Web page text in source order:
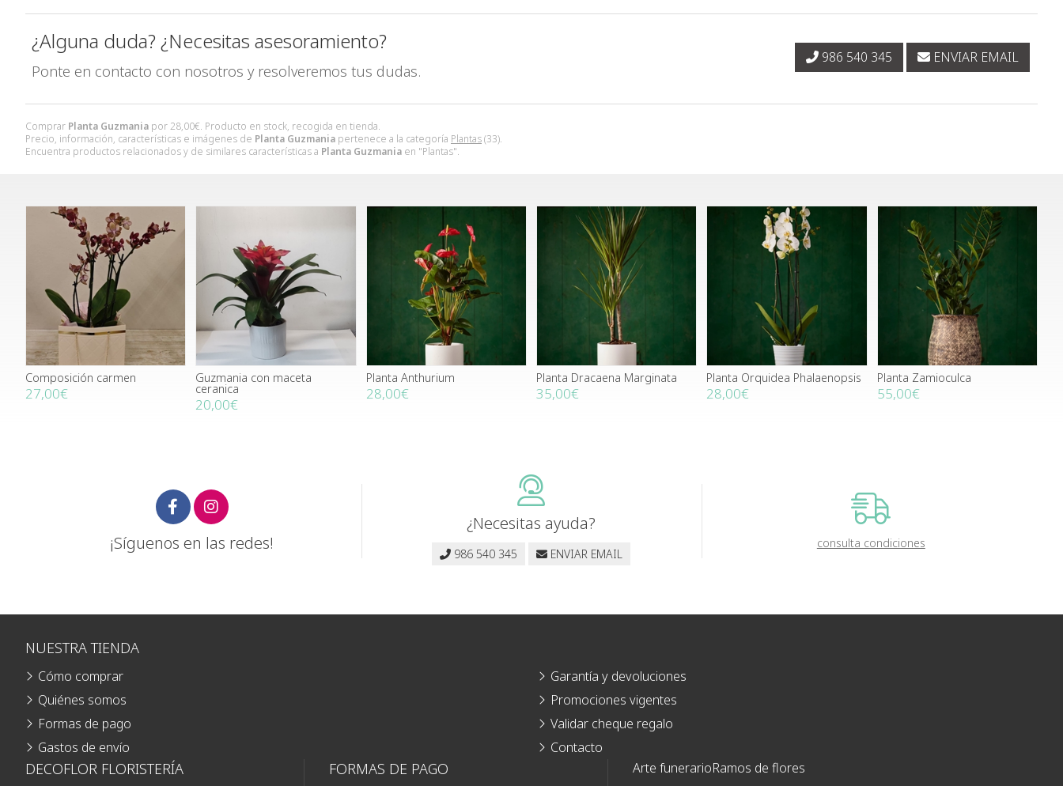
Comprar Planta Guzmania por28,00€. Producto en stock, recogida en tienda.
Precio, información, características e imágenes de Planta Guzmania pertenece a la categoría Plantas(33).
Encuentra productos relacionados y de similares características a Planta Guzmania en "Plantas".
¿Alguna duda? ¿Necesitas asesoramiento?
Ponte en contacto con nosotros y resolveremos tus dudas.
986 540 345 ENVIAR EMAIL
Composición carmen
27,00€
Guzmania con maceta
ceranica
20,00€
Planta Anthurium
28,00€
Planta Dracaena Marginata
35,00€
Planta Orquidea Phalaenopsis
28,00€
Planta Zamioculca
55,00€
¡Síguenos en las redes!
¿Necesitas ayuda?
986 540 345 ENVIAR EMAIL
consulta condiciones
DECOFLOR FLORISTERÍA FORMAS DE PAGO
NUESTRA TIENDA
Cómo comprar
Quiénes somos
Formas de pago
Gastos de envío
Garantía y devoluciones
Promociones vigentes
Validar cheque regalo
Contacto
Arte funerarioRamos de flores